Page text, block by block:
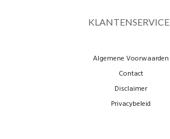
KLANTENSERVICE
Algemene Voorwaarden
Contact
Disclaimer
Privacybeleid